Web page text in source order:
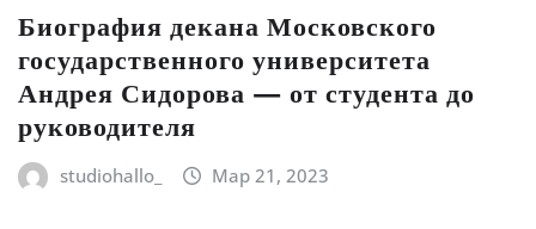
Биография декана Московского
государственного университета
Андрея Сидорова — от студента до
руководителя
studiohallo_ Мар 21, 2023